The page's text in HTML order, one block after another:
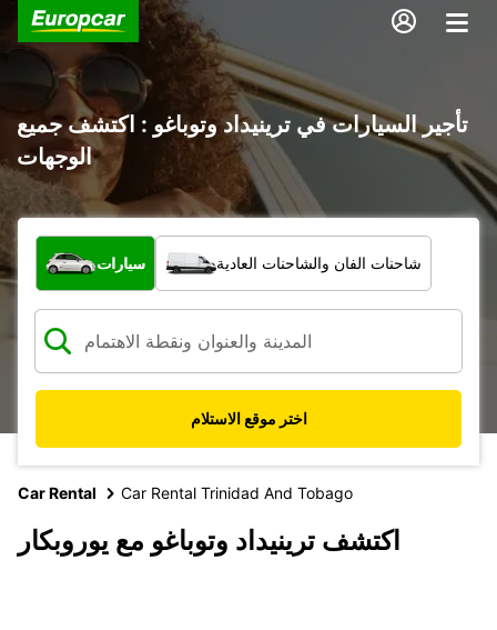
تأجير السيارات في ترينيداد وتوباغو : اكتشف جميع
الوجهات
ما نوع المركبة؟
سيارات شاحنات الفان والشاحنات العادية
اختر موقع الاستلام
Car Rental Car Rental Trinidad And Tobago
اكتشف ترينيداد وتوباغو مع يوروبكار